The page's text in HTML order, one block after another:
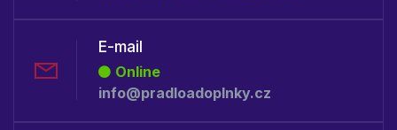
E-mail
Online
info@pradloadoplnky.cz